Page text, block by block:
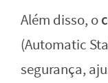
Além disso, o
(Automatic
segurança,